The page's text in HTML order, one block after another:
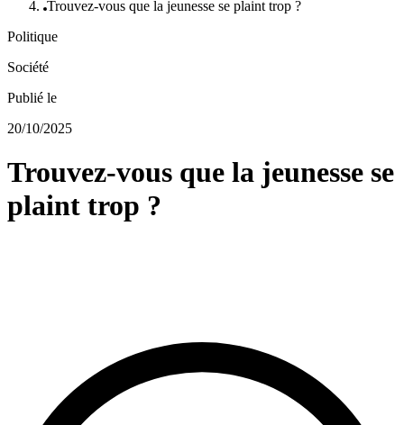
Trouvez-vous que la jeunesse se plaint trop ?
Politique
Société
Publié le
20/10/2025
Trouvez-vous que la jeunesse se
plaint trop ?